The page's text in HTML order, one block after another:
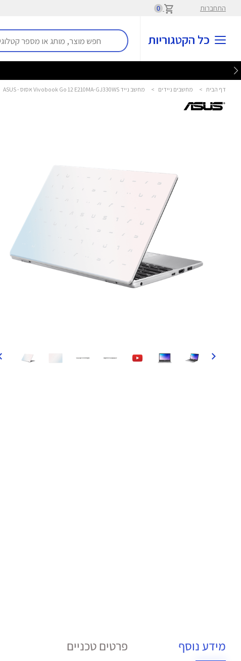
התחברות 0
כל הקטגוריות
דף הבית > מחשבים ניידים > מחשב נייד Vivobook Go 12 E210MA-GJ330WS אסוס - ASUS
מידע נוסף פרטים טכניים